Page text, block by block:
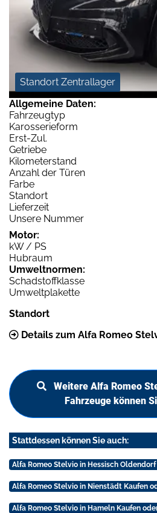
Standort Zentrallager
Allgemeine Daten:
Fahrzeugtyp
Karosserieform
Erst-Zul.
Getriebe
Kilometerstand
Anzahl der Türen
Farbe
Standort
Lieferzeit
Unsere Nummer
Motor:
kW / PS
Hubraum
Umweltnormen:
Schadstoffklasse
Umweltplakette
Standort
Details zum Alfa Romeo
Weitere Alfa Romeo
Fahrzeuge können
Stattdessen können Sie auch:
Alfa Romeo Stelvio in Hessisch
Alfa Romeo Stelvio in Nienstädt Kaufen
Alfa Romeo Stelvio in Hameln Kaufen